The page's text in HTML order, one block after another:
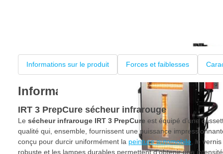
Informations sur le produit Forces et faiblesses
Informations sur le produit
IRT 3 PrepCure sécheur infrarouge
Le sécheur infrarouge IRT 3 PrepCure est équipé d'une
qualité qui, ensemble, fournissent une puissance
conçu pour durcir uniformément la peinture automobile , le
robuste et les lampes durables permettent d'obtenir une